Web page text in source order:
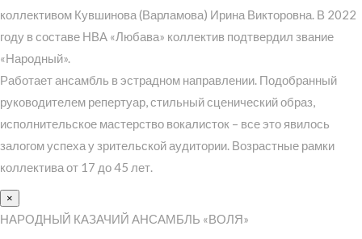
коллективом Кувшинова (Варламова) Ирина Викторовна. В 2022
году в составе НВА «Любава» коллектив подтвердил звание
«Народный».
Работает ансамбль в эстрадном направлении. Подобранный
руководителем репертуар, стильный сценический образ,
исполнительское мастерство вокалисток – все это явилось
залогом успеха у зрительской аудитории. Возрастные рамки
коллектива от 17 до 45 лет.
×
НАРОДНЫЙ КАЗАЧИЙ АНСАМБЛЬ «ВОЛЯ»